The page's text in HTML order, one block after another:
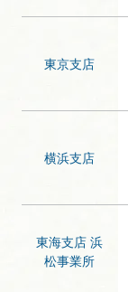
東京支店
横浜支店
東海支店 浜
松事業所